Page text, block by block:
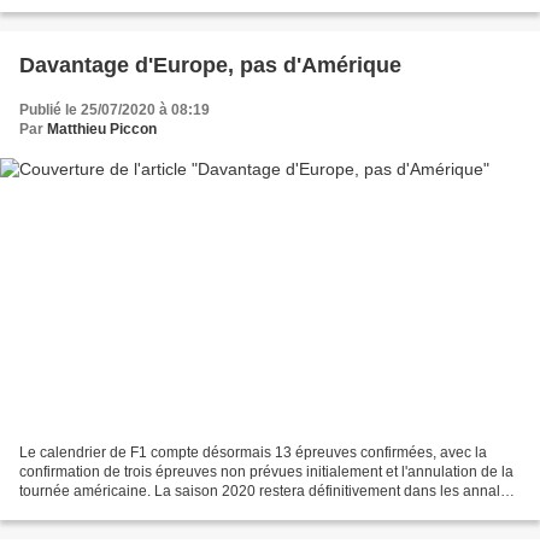
Davantage d'Europe, pas d'Amérique
Publié le 25/07/2020 à 08:19
Par Matthieu Piccon
Le calendrier de F1 compte désormais 13 épreuves confirmées, avec la
confirmation de trois épreuves non prévues initialement et l'annulation de la
tournée américaine. La saison 2020 restera définitivement dans les annales.